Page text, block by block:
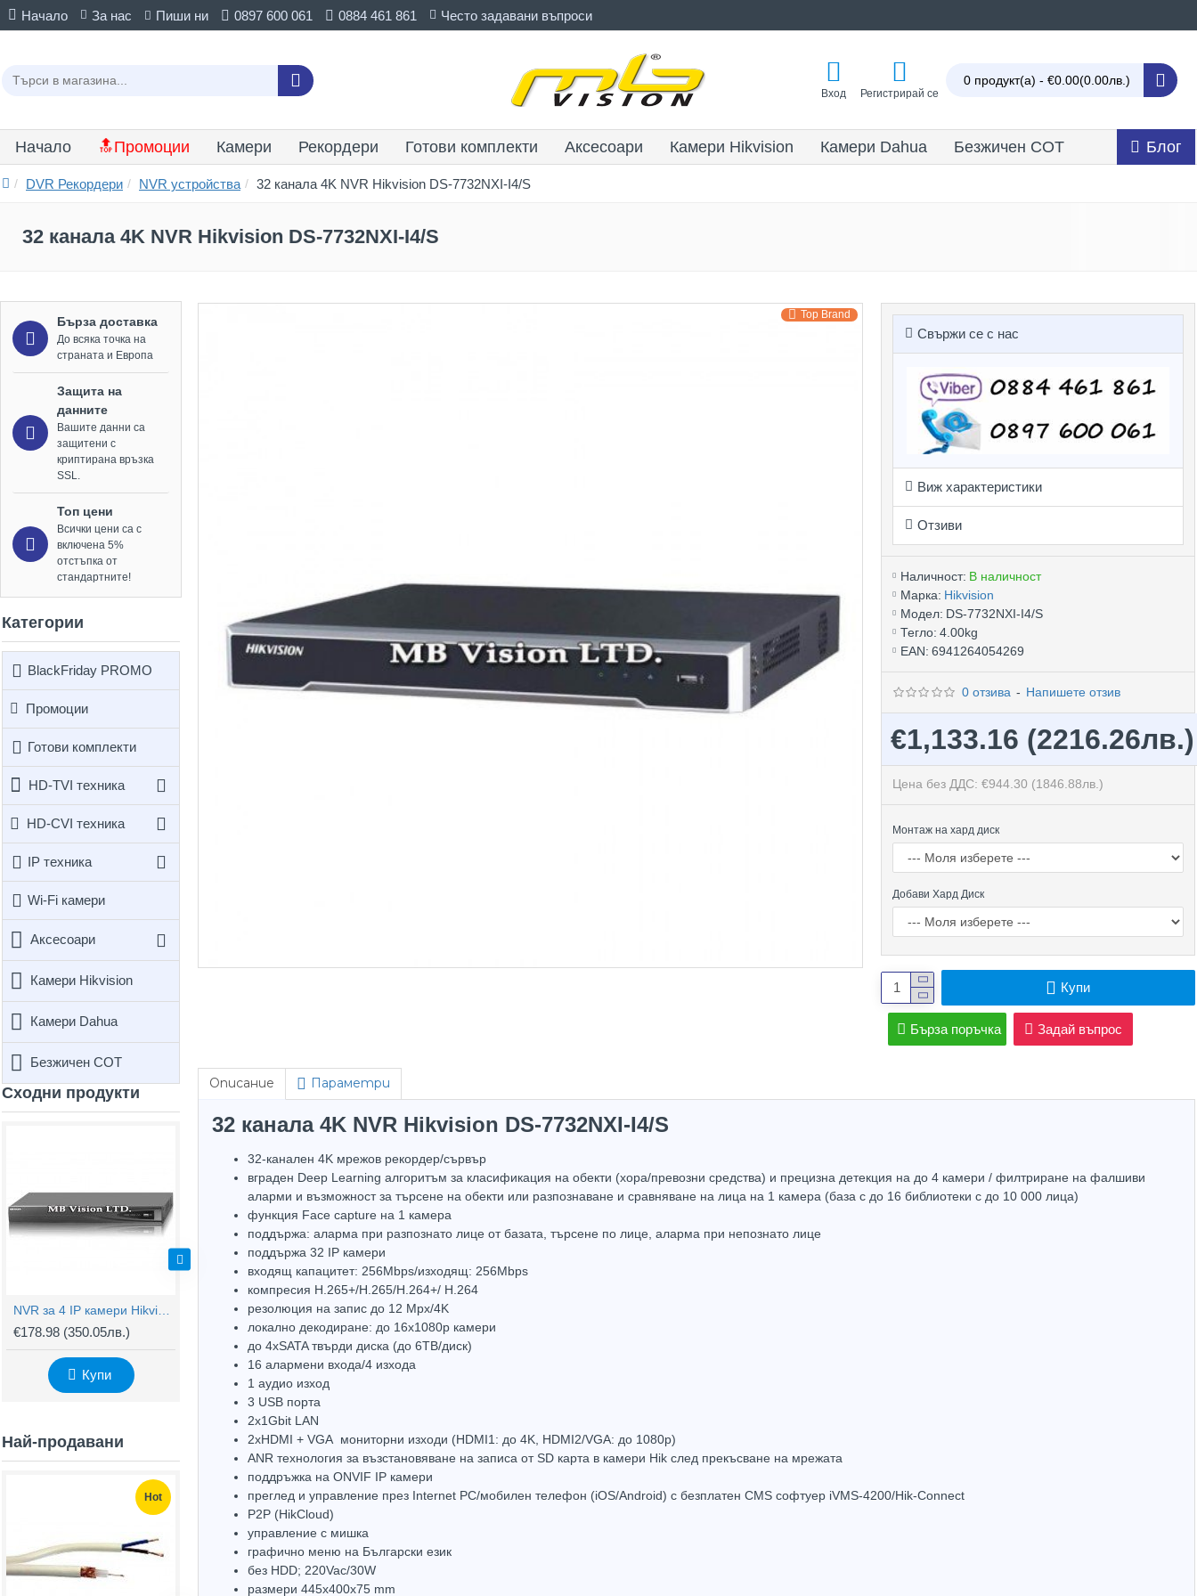
Начало За нас Пиши ни 0897 600 061 0884 461 861 Често задавани въпроси
Вход Регистрирай се
0 продукт(а) - €0.00(0.00лв.)
Начало 🔝Промоции Камери Рекордери Готови комплекти Аксесоари Камери Hikvision Камери Dahua Безжичен СОТ Блог
DVR Рекордери NVR устройства 32 канала 4K NVR Hikvision DS-7732NXI-I4/S
32 канала 4K NVR Hikvision DS-7732NXI-I4/S
Бърза доставка
До всяка точка на
страната и Европа
Защита на
данните
Вашите данни са
защитени с
криптирана връзка
SSL.
Топ цени
Всички цени са с
включена 5%
отстъпка от
стандартните!
Категории
BlackFriday PROMO
Промоции
Готови комплекти
HD-TVI техника
HD-CVI техника
IP техника
Wi-Fi камери
Аксесоари
Камери Hikvision
Камери Dahua
Безжичен СОТ
Сходни продукти
€178.98 (350.05лв.)
Купи
Hot
16 канален NVR Hikvision DS-7616NXI-K2
€323.76(633.22лв.)
Купи
Не е в наличност
€547.20(1070.22лв.)
Най-продавани
Hot Hot Hot Hot Hot
Top Brand
Свържи се с нас
Виж характеристики
Отзиви
Наличност: В наличност
Марка: Hikvision
Модел: DS-7732NXI-I4/S
Тегло: 4.00kg
EAN: 6941264054269
0 отзива - Напишете отзив
€1,133.16 (2216.26лв.)
Цена без ДДС: €944.30 (1846.88лв.)
Монтаж на хард диск
Добави Хард Диск
Купи
Бърза поръчка Задай въпрос
Описание Параметри
32 канала 4K NVR Hikvision DS-7732NXI-I4/S
32-канален 4K мрежов рекордер/сървър
вграден Deep Learning алгоритъм за класификация на обекти (хора/превозни средства) и прецизна детекция на до 4 камери / филтриране на фалшиви
аларми и възможност за търсене на обекти или разпознаване и сравняване на лица на 1 камера (база с до 16 библиотеки с до 10 000 лица)
функция Face capture на 1 камера
поддържа: аларма при разпознато лице от базата, търсене по лице, аларма при непознато лице
поддържа 32 IP камери
входящ капацитет: 256Mbps/изходящ: 256Mbps
компресия H.265+/H.265/H.264+/ H.264
резолюция на запис до 12 Mpx/4K
локално декодиране: до 16x1080p камери
до 4хSATA твърди диска (до 6ТВ/диск)
16 алармени входа/4 изхода
1 аудио изход
3 USB порта
2х1Gbit LAN
2хHDMI + VGA мониторни изходи (HDMI1: до 4K, HDMI2/VGA: до 1080р)
ANR технология за възстановяване на записа от SD карта в камери Hik след прекъсване на мрежата
поддръжка на ONVIF IP камери
преглед и управление през Internet PC/мобилен телефон (iOS/Android) с безплатен CMS софтуер iVMS-4200/Hik-Connect
P2P (HikCloud)
управлeние с мишка
графично меню на Български език
без HDD; 220Vac/30W
размери 445х400х75 mm